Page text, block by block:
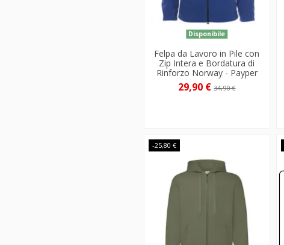
Disponibile
Felpa da Lavoro in Pile con
Zip Intera e Bordatura di
Rinforzo Norway - Payper
29,90 €34,90 €
-25,80 €